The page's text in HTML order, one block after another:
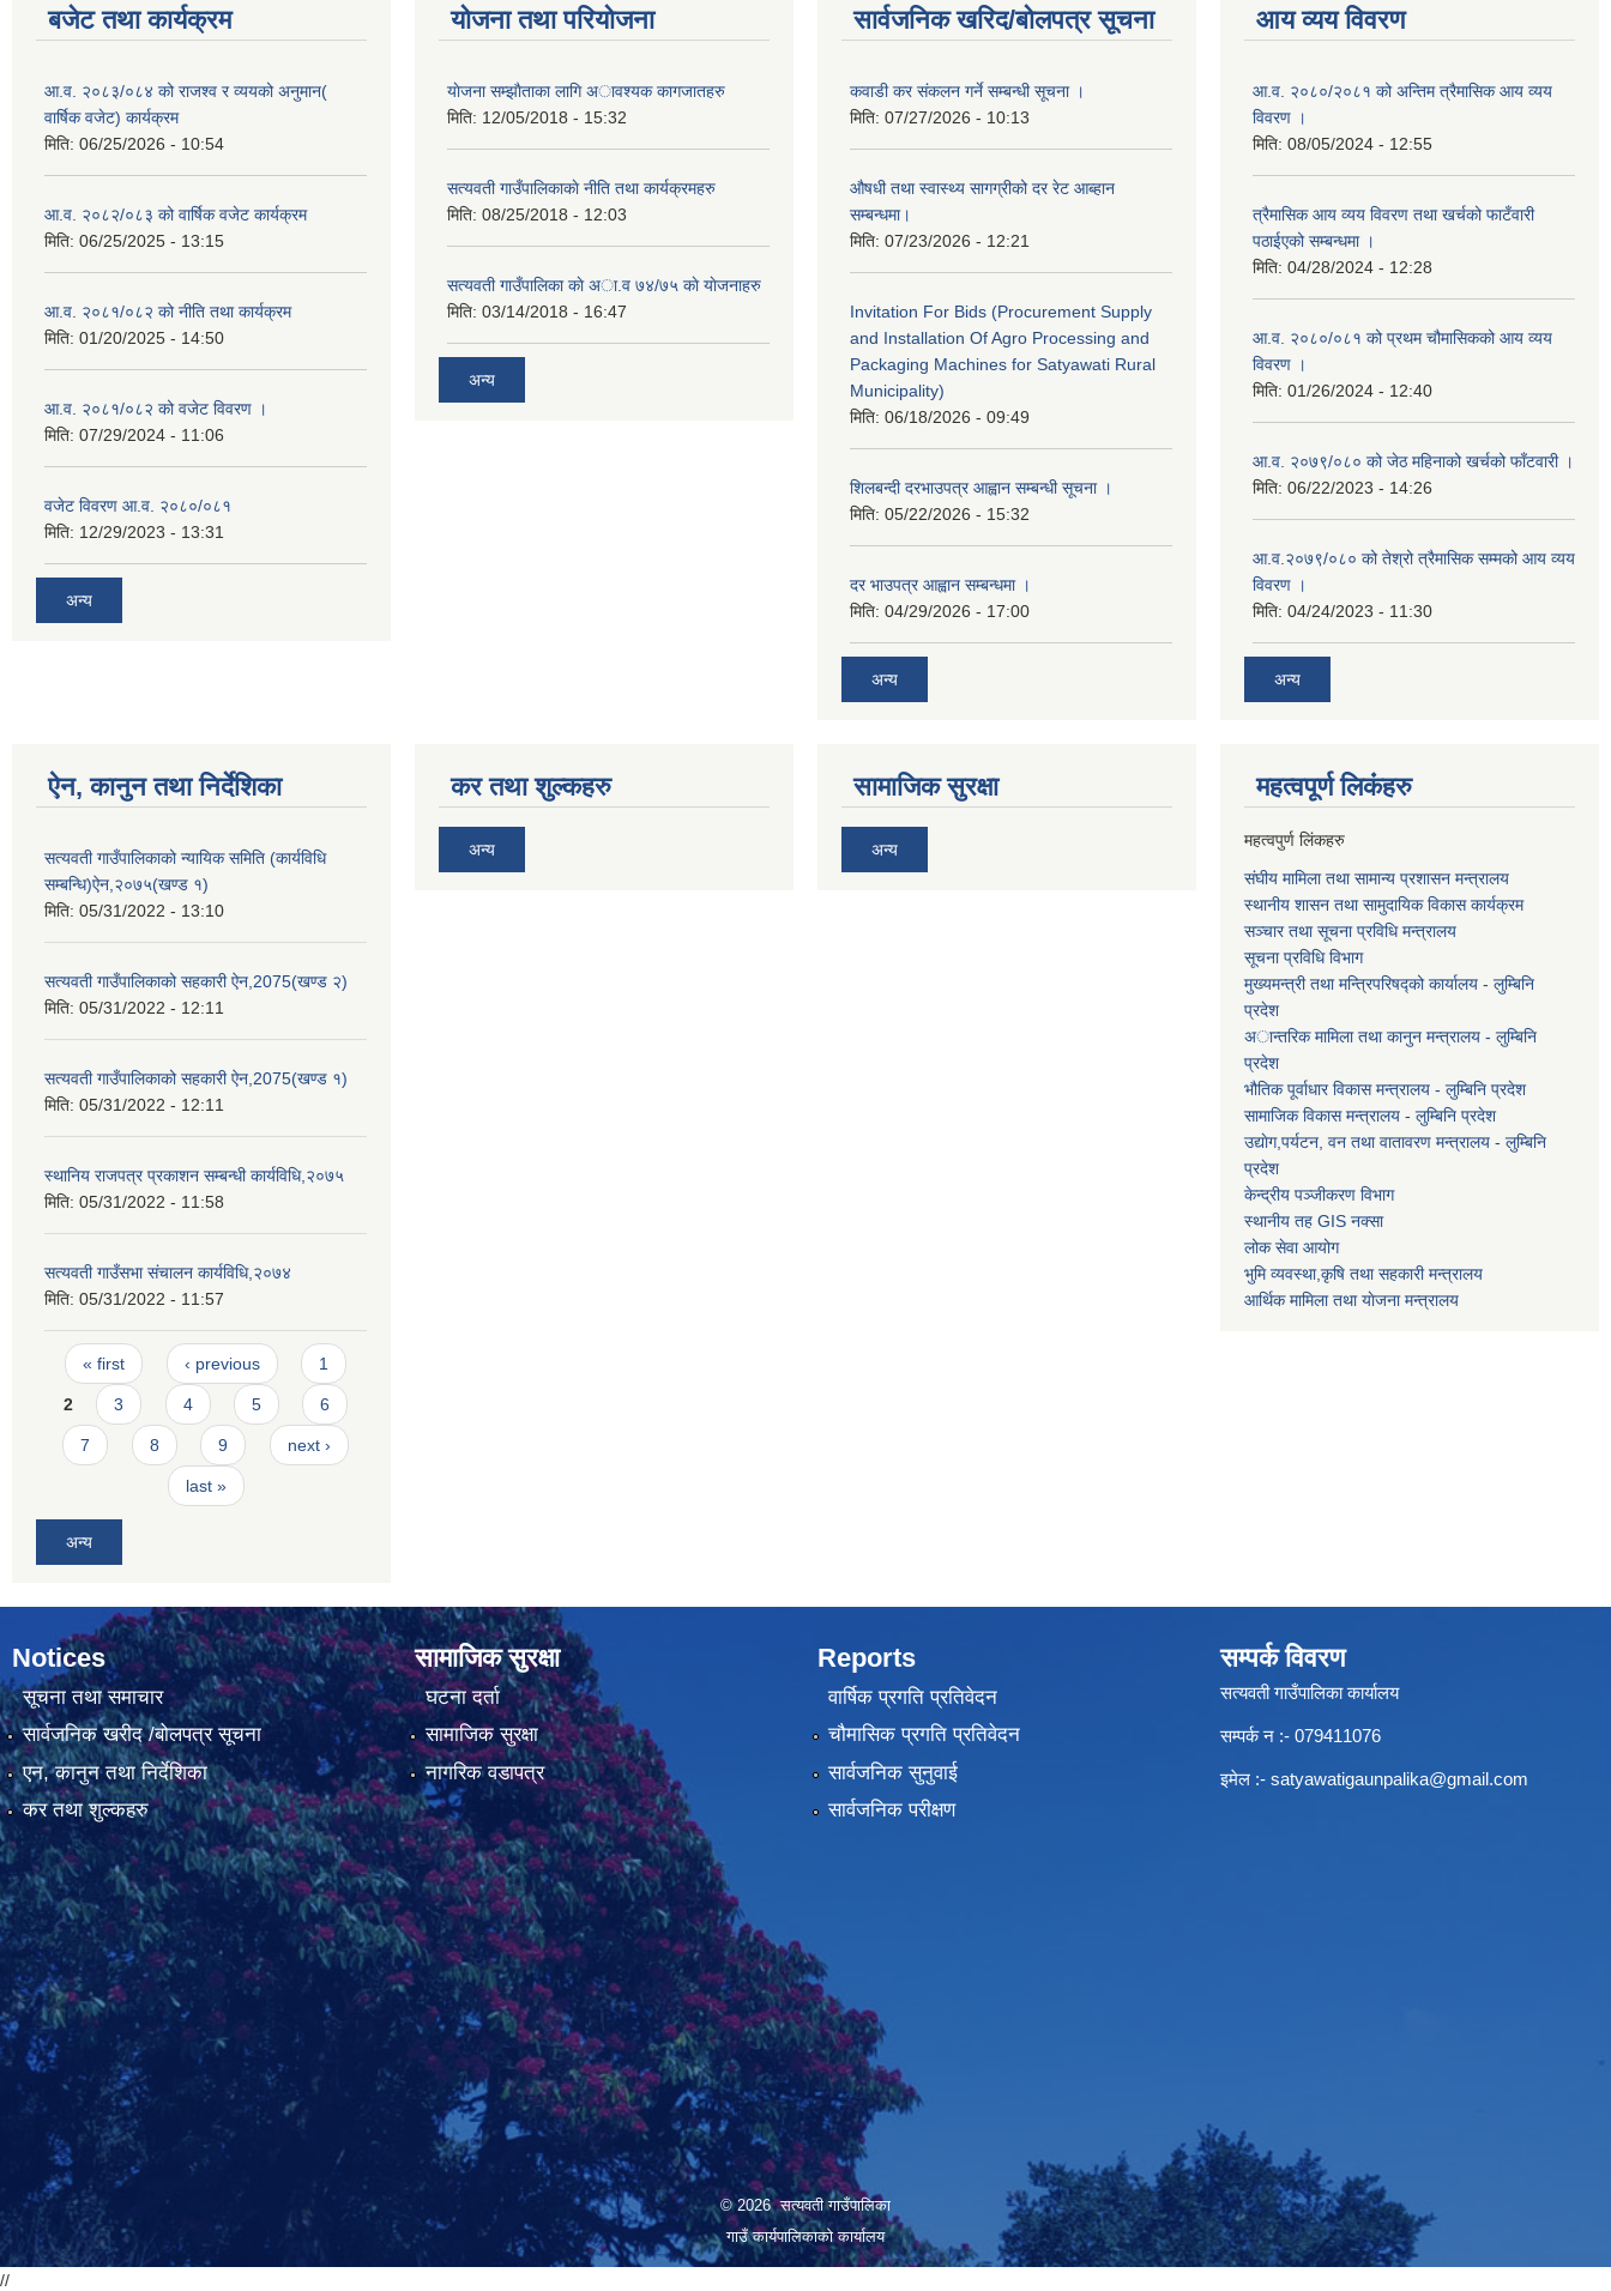
बजेट तथा कार्यक्रम
आ.व. २०८३/०८४ को राजश्व र व्ययको अनुमान(
वार्षिक वजेट) कार्यक्रम
मिति: 06/25/2026 - 10:54
आ.व. २०८२/०८३ को वार्षिक वजेट कार्यक्रम
मिति: 06/25/2025 - 13:15
आ.व. २०८१/०८२ को नीति तथा कार्यक्रम
मिति: 01/20/2025 - 14:50
आ.व. २०८१/०८२ को वजेट विवरण ।
मिति: 07/29/2024 - 11:06
वजेट विवरण आ.व. २०८०/०८१
मिति: 12/29/2023 - 13:31
अन्य
योजना तथा परियोजना
याेजना सम्झाैताका लागि अावश्यक कागजातहरु
मिति: 12/05/2018 - 15:32
सत्यवती गाउँपालिकाकाे नीति तथा कार्यक्रमहरु
मिति: 08/25/2018 - 12:03
सत्यवती गाउँपालिका काे अा‍.व ७४/७५ काे याेजनाहरु
मिति: 03/14/2018 - 16:47
अन्य
सार्वजनिक खरिद/बोलपत्र सूचना
कवाडी कर संकलन गर्ने सम्बन्धी सूचना ।
मिति: 07/27/2026 - 10:13
औषधी तथा स्वास्थ्य सागग्रीको दर रेट आब्हान
सम्बन्धमा।
मिति: 07/23/2026 - 12:21
Invitation For Bids (Procurement Supply
and Installation Of Agro Processing and
Packaging Machines for Satyawati Rural
Municipality)
मिति: 06/18/2026 - 09:49
शिलबन्दी दरभाउपत्र आह्वान सम्बन्धी सूचना ।
मिति: 05/22/2026 - 15:32
दर भाउपत्र आह्वान सम्बन्धमा ।
मिति: 04/29/2026 - 17:00
अन्य
आय व्यय विवरण
आ.व. २०८०/२०८१ को अन्तिम त्रैमासिक आय व्यय
विवरण ।
मिति: 08/05/2024 - 12:55
त्रैमासिक आय व्यय विवरण तथा खर्चको फाटँवारी
पठाईएको सम्बन्धमा ।
मिति: 04/28/2024 - 12:28
आ.व. २०८०/०८१ को प्रथम चौमासिकको आय व्यय
विवरण ।
मिति: 01/26/2024 - 12:40
आ.व. २०७९/०८० को जेठ महिनाको खर्चको फाँटवारी ।
मिति: 06/22/2023 - 14:26
आ.व.२०७९/०८० को तेश्रो त्रैमासिक सम्मको आय व्यय
विवरण ।
मिति: 04/24/2023 - 11:30
अन्य
ऐन, कानुन तथा निर्देशिका
सत्यवती गाउँपालिकाको न्यायिक समिति (कार्यविधि
सम्बन्धि)ऐन,२०७५(खण्ड १)
मिति: 05/31/2022 - 13:10
सत्यवती गाउँपालिकाको सहकारी ऐन,2075(खण्ड २)
मिति: 05/31/2022 - 12:11
सत्यवती गाउँपालिकाको सहकारी ऐन,2075(खण्ड १)
मिति: 05/31/2022 - 12:11
स्थानिय राजपत्र प्रकाशन सम्बन्धी कार्यविधि,२०७५
मिति: 05/31/2022 - 11:58
सत्यवती गाउँसभा संचालन कार्यविधि,२०७४
मिति: 05/31/2022 - 11:57
Pages
« first ‹ previous 1
2 3 4 5 6
7 8 9 next ›
last »
अन्य
कर तथा शुल्कहरु
अन्य
सामाजिक सुरक्षा
अन्य
महत्वपूर्ण लि‌कंंहरु
महत्वपुर्ण लिंकहरु
संघीय मामिला तथा सामान्य प्रशासन मन्त्रालय
स्थानीय शासन तथा सामुदायिक विकास कार्यक्रम
सञ्चार तथा सूचना प्रविधि मन्त्रालय
सूचना प्रविधि विभाग
मुख्यमन्त्री तथा मन्त्रिपरिषद्को कार्यालय - लुम्बिनि
प्रदेश
अान्तरिक मामिला तथा कानुन मन्त्रालय - लुम्बिनि
प्रदेश
भौतिक पूर्वाधार विकास मन्त्रालय - लुम्बिनि प्रदेश
सामाजिक विकास मन्त्रालय - लुम्बिनि प्रदेश
उद्याेग,पर्यटन, वन तथा वातावरण मन्त्रालय - लुम्बिनि
प्रदेश
केन्द्रीय पञ्जीकरण विभाग
स्थानीय तह GIS नक्सा
लोक सेवा आयोग
भुमि व्यवस्था,कृषि तथा सहकारी मन्त्रालय
आर्थिक मामिला तथा याेजना मन्त्रालय
Notices
सूचना तथा समाचार
सार्वजनिक खरीद /बोलपत्र सूचना
एन, कानुन तथा निर्देशिका
कर तथा शुल्कहरु
सामाजिक सुरक्षा
घटना दर्ता
सामाजिक सुरक्षा
नागरिक वडापत्र
Reports
वार्षिक प्रगति प्रतिवेदन
चौमासिक प्रगति प्रतिवेदन
सार्वजनिक सुनुवाई
सार्वजनिक परीक्षण
सम्पर्क विवरण
सत्यवती गाउँपालिका कार्यालय
सम्पर्क न‌ :- 079411076
इमेल :- satyawatigaunpalika@gmail.com
© 2026 सत्यवती गाउँपालिका
गाउँ कार्यपालिकाकाे कार्यालय
//